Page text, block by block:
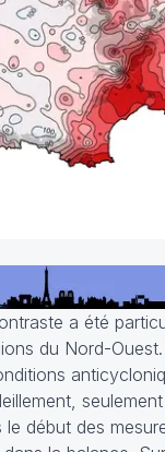
a été
du Nord-
début des